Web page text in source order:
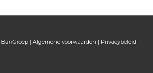
BanGroep | Algemene voorwaarden | Privacybeleid